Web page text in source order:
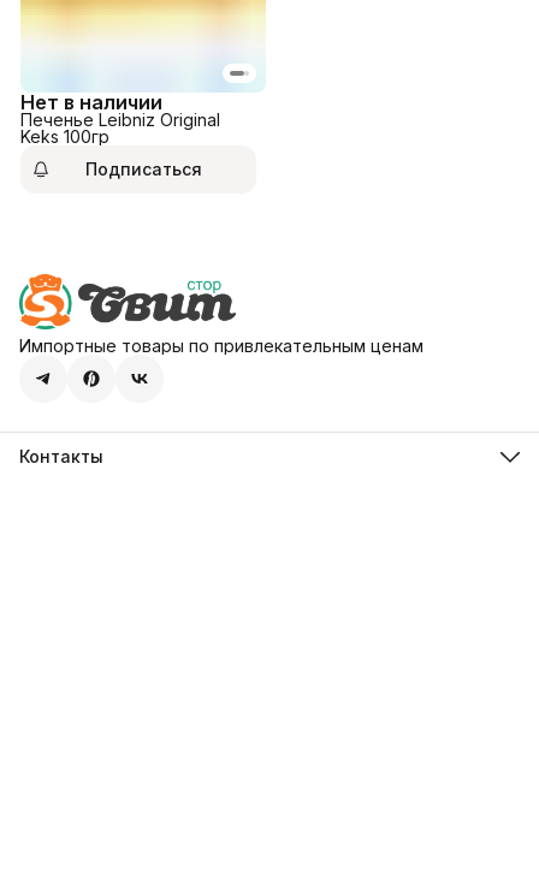
Нет в наличии
Печенье Leibniz Original
Keks 100гр
Подписаться
Импортные товары по привлекательным ценам
Контакты